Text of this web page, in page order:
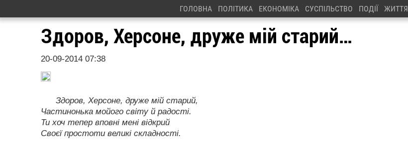
ГОЛОВНА ПОЛІТИКА ЕКОНОМІКА СУСПІЛЬСТВО ПОДІЇ ЖИТТЯ
Здоров, Херсоне, друже мій старий…
20-09-2014 07:38
Здоров, Херсоне, друже мій старий,
Частинонька мойого світу й радості.
Ти хоч тепер вповні мені відкрий
Своєї простоти великі складності.